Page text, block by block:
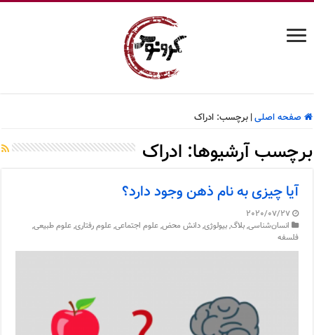
صفحه اصلی| برچسب:ادراک
برچسب آرشیوها: ادراک
آیا چیزی به نام ذهن وجود دارد؟
2020/07/27
انسان‌شناسی,بلاگ,بیولوژی,دانش محض,علوم اجتماعی,علوم رفتاری,علوم طبیعی,
فلسفه